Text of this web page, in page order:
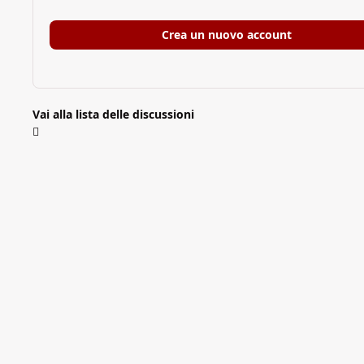
Crea un nuovo account
Vai alla lista delle discussioni